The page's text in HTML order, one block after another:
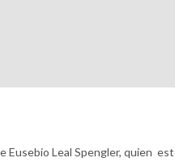
Eusebio Leal Spengler, quien